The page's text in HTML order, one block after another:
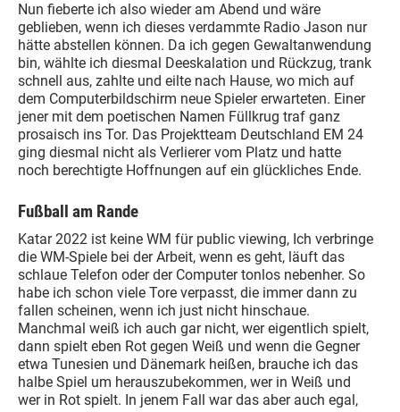
Nun fieberte ich also wieder am Abend und wäre
geblieben, wenn ich dieses verdammte Radio Jason nur
hätte abstellen können. Da ich gegen Gewaltanwendung
bin, wählte ich diesmal Deeskalation und Rückzug, trank
schnell aus, zahlte und eilte nach Hause, wo mich auf
dem Computerbildschirm neue Spieler erwarteten. Einer
jener mit dem poetischen Namen Füllkrug traf ganz
prosaisch ins Tor. Das Projektteam Deutschland EM 24
ging diesmal nicht als Verlierer vom Platz und hatte
noch berechtigte Hoffnungen auf ein glückliches Ende.
Fußball am Rande
Katar 2022 ist keine WM für public viewing, Ich verbringe
die WM-Spiele bei der Arbeit, wenn es geht, läuft das
schlaue Telefon oder der Computer tonlos nebenher. So
habe ich schon viele Tore verpasst, die immer dann zu
fallen scheinen, wenn ich just nicht hinschaue.
Manchmal weiß ich auch gar nicht, wer eigentlich spielt,
dann spielt eben Rot gegen Weiß und wenn die Gegner
etwa Tunesien und Dänemark heißen, brauche ich das
halbe Spiel um herauszubekommen, wer in Weiß und
wer in Rot spielt. In jenem Fall war das aber auch egal,